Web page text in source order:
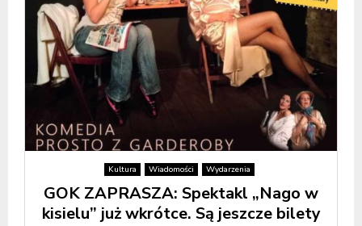
Kultura Wiadomości Wydarzenia
GOK ZAPRASZA: Spektakl „Nago w
kisielu” już wkrótce. Są jeszcze bilety